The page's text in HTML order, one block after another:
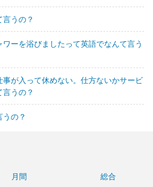
うの？
ーを浴びましたって英語でなんて言う
が入って休めない。仕方ないかサービ
うの？
の？
月間
総合